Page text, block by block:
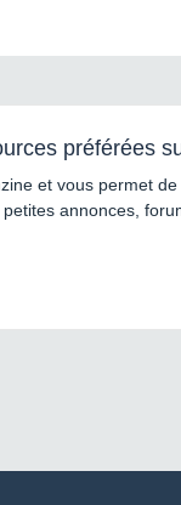
préférées
et vous permet
annonces,